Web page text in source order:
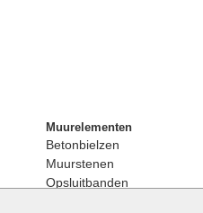
Muurelementen
Betonbielzen
Muurstenen
Opsluitbanden